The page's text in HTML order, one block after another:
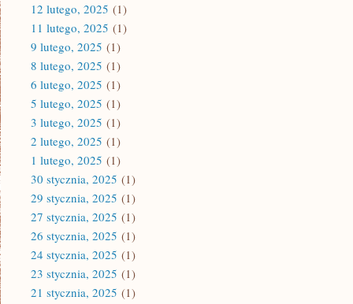
12 lutego, 2025 (1)
11 lutego, 2025 (1)
9 lutego, 2025 (1)
8 lutego, 2025 (1)
6 lutego, 2025 (1)
5 lutego, 2025 (1)
3 lutego, 2025 (1)
2 lutego, 2025 (1)
1 lutego, 2025 (1)
30 stycznia, 2025 (1)
29 stycznia, 2025 (1)
27 stycznia, 2025 (1)
26 stycznia, 2025 (1)
24 stycznia, 2025 (1)
23 stycznia, 2025 (1)
21 stycznia, 2025 (1)